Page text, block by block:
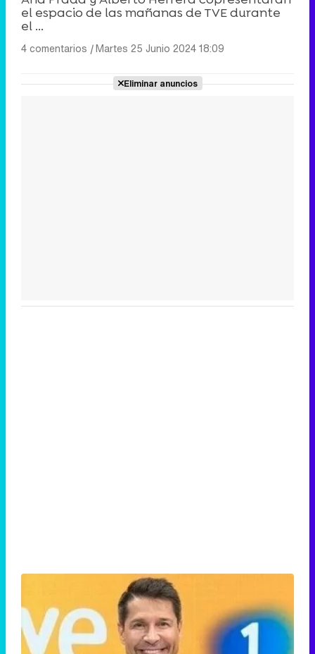
el espacio de las mañanas de TVE durante
el ...
4 comentarios |Martes 25 Junio 2024 18:09
Eliminar anuncios